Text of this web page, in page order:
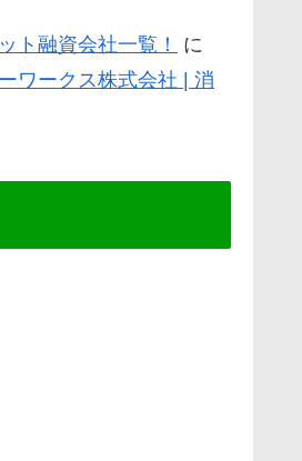
ト融資会社一覧！
に
ワークス株式会社 | 消